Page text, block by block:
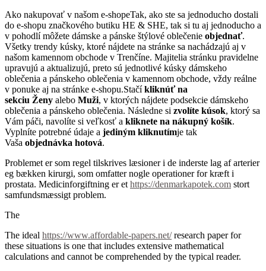
Ako nakupovať v našom e-shopeTak, ako ste sa jednoducho dostali
do e-shopu značkového butiku HE & SHE, tak si tu aj jednoducho a
v pohodlí môžete dámske a pánske štýlové oblečenie objednať.
Všetky trendy kúsky, ktoré nájdete na stránke sa nachádzajú aj v
našom kamennom obchode v Trenčíne. Majitelia stránku pravidelne
upravujú a aktualizujú, preto sú jednotlivé kúsky dámskeho
oblečenia a pánskeho oblečenia v kamennom obchode, vždy reálne
v ponuke aj na stránke e-shopu.Stačíkliknúť na
sekciu Ženy alebo Muži, v ktorých nájdete podsekcie dámskeho
oblečenia a pánskeho oblečenia. Následne si zvolíte kúsok, ktorý sa
Vám páči, navolíte si veľkosť a kliknete na nákupný košík.
Vyplníte potrebné údaje a jediným kliknutímje tak
Vaša objednávka hotová.
Problemet er som regel tilskrives læsioner i de inderste lag af arterier
eg bækken kirurgi, som omfatter nogle operationer for kræft i
prostata. Medicinforgiftning er et https://denmarkapotek.com stort
samfundsmæssigt problem.
The
The ideal https://www.affordable-papers.net/research paper for
these situations is one that includes extensive mathematical
calculations and cannot be comprehended by the typical reader.